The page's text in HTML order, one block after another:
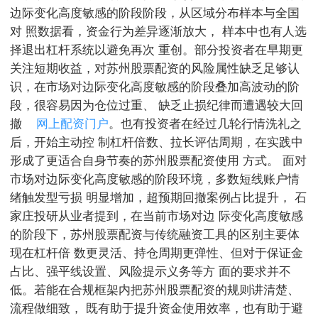
边际变化高度敏感的阶段阶段，从区域分布样本与全国
对 照数据看，资金行为差异逐渐放大， 样本中也有人选
择退出杠杆系统以避免再次 重创。部分投资者在早期更
关注短期收益，对苏州股票配资的风险属性缺乏足够认
识，在市场对边际变化高度敏感的阶段叠加高波动的阶
段，很容易因为仓位过重、 缺乏止损纪律而遭遇较大回
撤
网上配资门户。也有投资者在经过几轮行情洗礼之
后，开始主动控 制杠杆倍数、拉长评估周期，在实践中
形成了更适合自身节奏的苏州股票配资使用 方式。 面对
市场对边际变化高度敏感的阶段环境，多数短线账户情
绪触发型亏损 明显增加，超预期回撤案例占比提升， 石
家庄投研从业者提到，在当前市场对边 际变化高度敏感
的阶段下，苏州股票配资与传统融资工具的区别主要体
现在杠杆倍 数更灵活、持仓周期更弹性、但对于保证金
占比、强平线设置、风险提示义务等方 面的要求并不
低。若能在合规框架内把苏州股票配资的规则讲清楚、
流程做细致， 既有助于提升资金使用效率，也有助于避